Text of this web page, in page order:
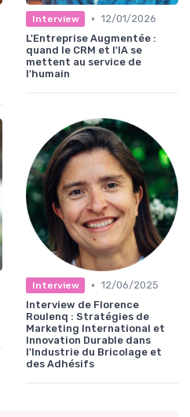
Interview • 12/01/2026
L'Entreprise Augmentée :
quand le CRM et l'IA se
mettent au service de
l'humain
Interview • 12/06/2025
Interview de Florence
Roulenq : Stratégies de
Marketing International et
Innovation Durable dans
l'Industrie du Bricolage et
des Adhésifs